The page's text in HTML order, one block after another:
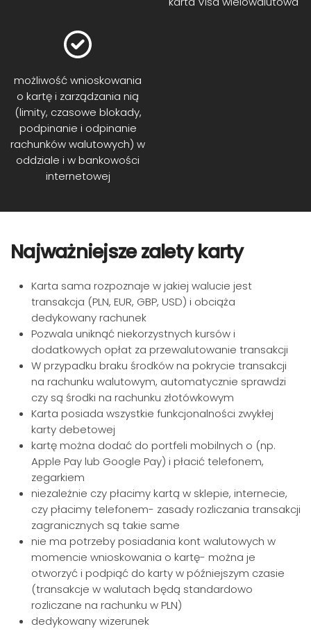
możliwość wnioskowania
o kartę i zarządzania nią
(limity, czasowe blokady,
podpinanie i odpinanie
rachunków walutowych) w
oddziale i w bankowości
internetowej
Najważniejsze zalety karty
Karta sama rozpoznaje w jakiej walucie jest
transakcja (PLN, EUR, GBP, USD) i obciąża
dedykowany rachunek
Pozwala uniknąć niekorzystnych kursów i
dodatkowych opłat za przewalutowanie transakcji
W przypadku braku środków na pokrycie transakcji
na rachunku walutowym, automatycznie sprawdzi
czy są środki na rachunku złotówkowym
Karta posiada wszystkie funkcjonalności zwykłej
karty debetowej
kartę można dodać do portfeli mobilnych o (np.
Apple Pay lub Google Pay) i płacić telefonem,
zegarkiem
niezależnie czy płacimy kartą w sklepie, internecie,
czy płacimy telefonem- zasady rozliczania transakcji
zagranicznych są takie same
nie ma potrzeby posiadania kont walutowych w
momencie wnioskowania o kartę- można je
otworzyć i podpiąć do karty w późniejszym czasie
(transakcje w walutach będą standardowo
rozliczane na rachunku w PLN)
dedykowany wizerunek